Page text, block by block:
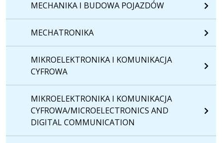
MECHANIKA I BUDOWA POJAZDÓW
MECHATRONIKA
MIKROELEKTRONIKA I KOMUNIKACJA
CYFROWA
MIKROELEKTRONIKA I KOMUNIKACJA
CYFROWA/MICROELECTRONICS AND
DIGITAL COMMUNICATION